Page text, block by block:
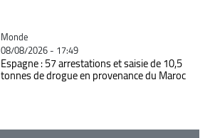
Catégorie
Monde
08/08/2026 - 17:49
Espagne : 57 arrestations et saisie de 10,5
tonnes de drogue en provenance du Maroc